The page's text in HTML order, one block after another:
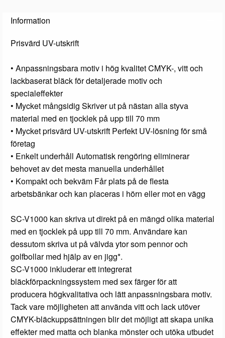
Information
Prisvärd UV-utskrift
• Anpassningsbara motiv i hög kvalitet CMYK-, vitt och
lackbaserat bläck för detaljerade motiv och
specialeffekter
• Mycket mångsidig Skriver ut på nästan alla styva
material med en tjocklek på upp till 70 mm
• Mycket prisvärd UV-utskrift Perfekt UV-lösning för små
företag
• Enkelt underhåll Automatisk rengöring eliminerar
behovet av det mesta manuella underhållet
• Kompakt och bekväm Får plats på de flesta
arbetsbänkar och kan placeras i hörn eller mot en vägg
SC-V1000 kan skriva ut direkt på en mängd olika material
med en tjocklek på upp till 70 mm. Användare kan
dessutom skriva ut på välvda ytor som pennor och
golfbollar med hjälp av en jigg*.
SC-V1000 inkluderar ett integrerat
bläckförpackningssystem med sex färger för att
producera högkvalitativa och lätt anpassningsbara motiv.
Tack vare möjligheten att använda vitt och lack utöver
CMYK-bläckuppsättningen blir det möjligt att skapa unika
effekter med matta och blanka mönster och utöka utbudet